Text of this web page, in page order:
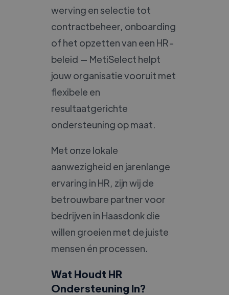
werving en selectie tot
contractbeheer, onboarding
of het opzetten van een HR-
beleid — MetiSelect helpt
jouw organisatie vooruit met
flexibele en
resultaatgerichte
ondersteuning op maat.
Met onze lokale
aanwezigheid en jarenlange
ervaring in HR, zijn wij de
betrouwbare partner voor
bedrijven in Haasdonk die
willen groeien met de juiste
mensen én processen.
Wat Houdt HR
Ondersteuning In?